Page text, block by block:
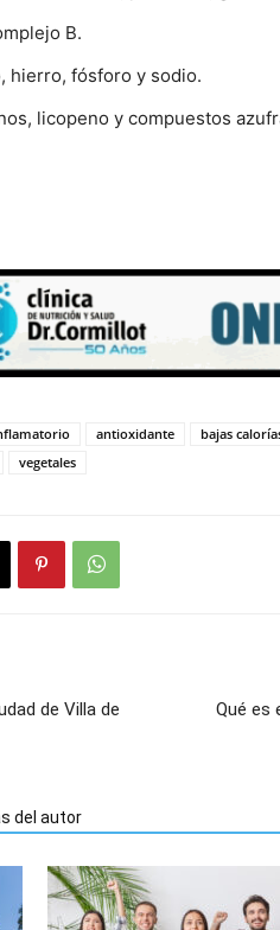
B.
hierro, fósforo y sodio.
licopeno y compuestos
antioxidante bajas
vegetales
de Villa de
Qué es
del autor